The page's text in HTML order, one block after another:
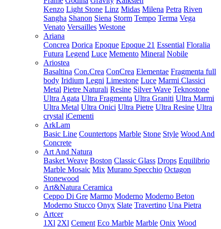
Kenzo Light Stone Linz Midas Milena Petra Riven
Sangha Shanon Siena Storm Tempo Terma Vega
Venato Versailles Westone
Ariana
Concrea Dorica Epoque Epoque 21 Essential Floralia
Futura Legend Luce Memento Mineral Nobile
Ariostea
Basaltina Con.Crea ConCrea Elementae Fragmenta full
body Iridium Legni Limestone Luce Marmi Classici
Metal Pietre Naturali Resine Silver Wave Teknostone
Ultra Agata Ultra Fragmenta Ultra Graniti Ultra Marmi
Ultra Metal Ultra Onici Ultra Pietre Ultra Resine Ultra
crystal iCementi
ArkLam
Basic Line Countertops Marble Stone Style Wood And
Concrete
Art And Natura
Basket Weave Boston Classic Glass Drops Equilibrio
Marble Mosaic Mix Murano Specchio Octagon
Stonewood
Art&Natura Ceramica
Ceppo Di Gre Marmo Moderno Moderno Beton
Moderno Stucco Onyx Slate Travertino Una Pietra
Artcer
1Xl 2Xl Cement Eco Marble Marble Onix Wood